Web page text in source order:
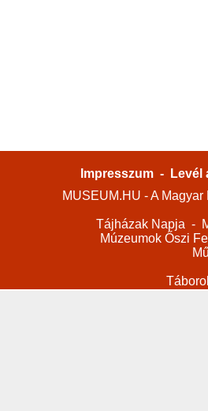
Impresszum -
Levél
MUSEUM.HU - A
Tájházak Napja -
Múzeumok Őszi